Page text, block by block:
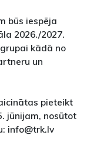
būs iespēja
2026./2027.
kādā no
un
pieteikt
jūnijam, nosūtot
info@trk.lv